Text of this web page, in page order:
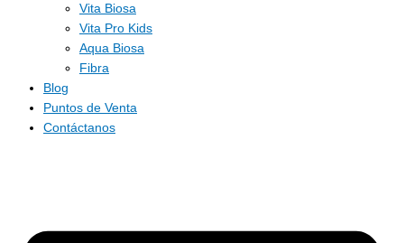
Vita Biosa
Vita Pro Kids
Aqua Biosa
Fibra
Blog
Puntos de Venta
Contáctanos